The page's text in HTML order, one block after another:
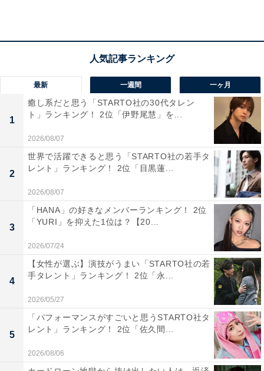
「高級感があっておいしそうだから」（40代女性／
新潟県）
「名前がおしゃれだから」（40代女性／愛知県）
1位：日光ストロベリーパーク／85票
最新 一週間 一ヶ月
1
癒し系だと思う「STARTO社の30代タレン
ト」ランキング！ 2位「伊野尾慧」を...
2026/08/07
2
世界で活躍できると思う「STARTO社の若手タ
レント」ランキング！ 2位「目黒蓮...
2026/08/07
3
「HANA」の好きなメンバーランキング！ 2位
「YURI」を抑えた1位は？【20...
2026/07/24
4
【女性が選ぶ】演技がうまい「STARTO社の若
手タレント」ランキング！ 2位「永...
2026/05/27
5
「パフォーマンスがすごいと思うSTARTO社タ
レント」ランキング！ 2位「佐久間...
2026/08/06